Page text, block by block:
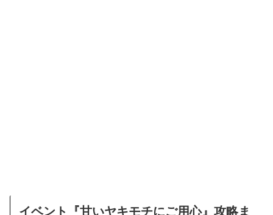
イベント『甘いヤキモチにご用心』攻略ま